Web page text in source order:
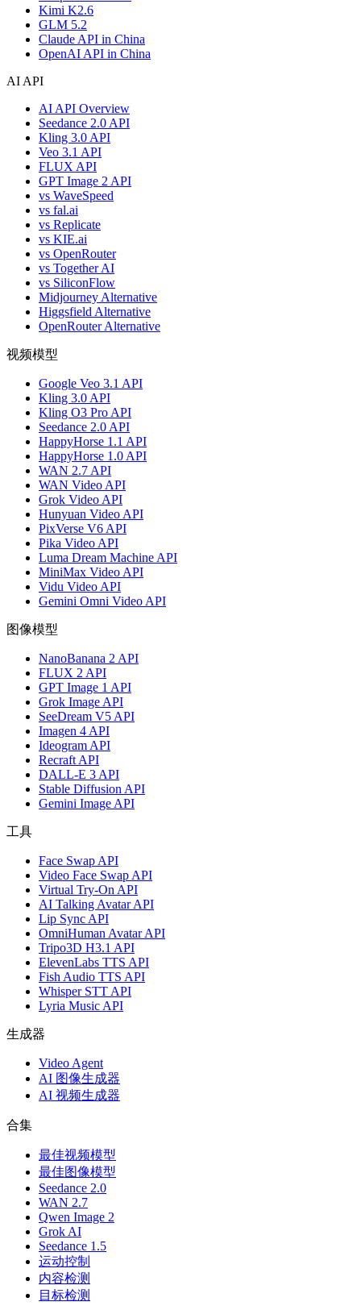
Kimi K2.6
GLM 5.2
Claude API in China
OpenAI API in China
AI API
AI API Overview
Seedance 2.0 API
Kling 3.0 API
Veo 3.1 API
FLUX API
GPT Image 2 API
vs WaveSpeed
vs fal.ai
vs Replicate
vs KIE.ai
vs OpenRouter
vs Together AI
vs SiliconFlow
Midjourney Alternative
Higgsfield Alternative
OpenRouter Alternative
视频模型
Google Veo 3.1 API
Kling 3.0 API
Kling O3 Pro API
Seedance 2.0 API
HappyHorse 1.1 API
HappyHorse 1.0 API
WAN 2.7 API
WAN Video API
Grok Video API
Hunyuan Video API
PixVerse V6 API
Pika Video API
Luma Dream Machine API
MiniMax Video API
Vidu Video API
Gemini Omni Video API
图像模型
NanoBanana 2 API
FLUX 2 API
GPT Image 1 API
Grok Image API
SeeDream V5 API
Imagen 4 API
Ideogram API
Recraft API
DALL-E 3 API
Stable Diffusion API
Gemini Image API
工具
Face Swap API
Video Face Swap API
Virtual Try-On API
AI Talking Avatar API
Lip Sync API
OmniHuman Avatar API
Tripo3D H3.1 API
ElevenLabs TTS API
Fish Audio TTS API
Whisper STT API
Lyria Music API
生成器
Video Agent
AI 图像生成器
AI 视频生成器
合集
最佳视频模型
最佳图像模型
Seedance 2.0
WAN 2.7
Qwen Image 2
Grok AI
Seedance 1.5
运动控制
内容检测
目标检测